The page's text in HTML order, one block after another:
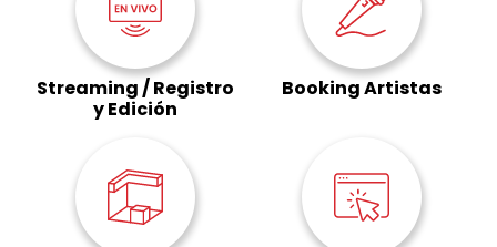
Streaming / Registro
y Edición
Booking Artistas